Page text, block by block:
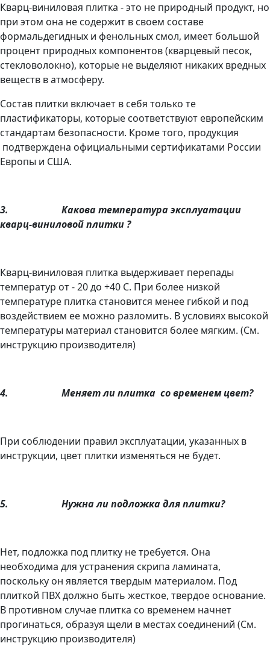
Кварц-виниловая плитка - это не природный продукт, но
при этом она не содержит в своем составе
формальдегидных и фенольных смол, имеет большой
процент природных компонентов (кварцевый песок,
стекловолокно), которые не выделяют никаких вредных
веществ в атмосферу.
Состав плитки включает в себя только те
пластификаторы, которые соответствуют европейским
стандартам безопасности. Кроме того, продукция
подтверждена официальными сертификатами России
Европы и США.
3. Какова температура эксплуатации
кварц-виниловой плитки ?
Кварц-виниловая плитка выдерживает перепады
температур от - 20 до +40 С. При более низкой
температуре плитка становится менее гибкой и под
воздействием ее можно разломить. В условиях высокой
температуры материал становится более мягким. (См.
инструкцию производителя)
4. Меняет ли плитка со временем цвет?
При соблюдении правил эксплуатации, указанных в
инструкции, цвет плитки изменяться не будет.
5. Нужна ли подложка для плитки?
Нет, подложка под плитку не требуется. Она
необходима для устранения скрипа ламината,
поскольку он является твердым материалом. Под
плиткой ПВХ должно быть жесткое, твердое основание.
В противном случае плитка со временем начнет
прогинаться, образуя щели в местах соединений (См.
инструкцию производителя)